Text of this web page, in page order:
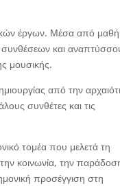
έργων. Μέσα από
συνθέσεων και
μουσικής.
από την
συνθέτες και τις
τομέα που μελετά τη
κοινωνία, την
προσέγγιση στη